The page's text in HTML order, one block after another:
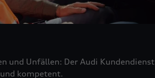
und Unfällen: Der Audi Kundendienst
kompetent.